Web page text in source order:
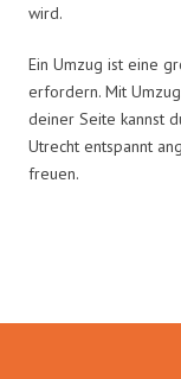
wird.
Ein Umzug ist eine
erfordern. Mit
deiner Seite kannst
Utrecht entspannt
freuen.